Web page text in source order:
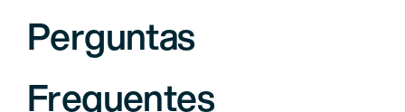
Perguntas
Frequentes